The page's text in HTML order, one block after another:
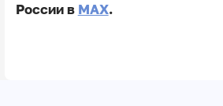
России в MAX.